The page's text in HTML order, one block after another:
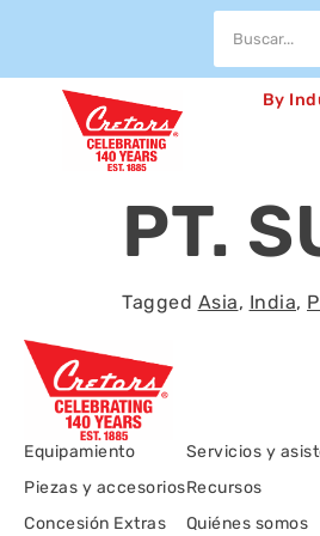
By
PT.
Tagged Asia, India,
Equipamiento
Piezas y accesorios
Concesión Extras
Servicios y
Recursos
Quiénes somos